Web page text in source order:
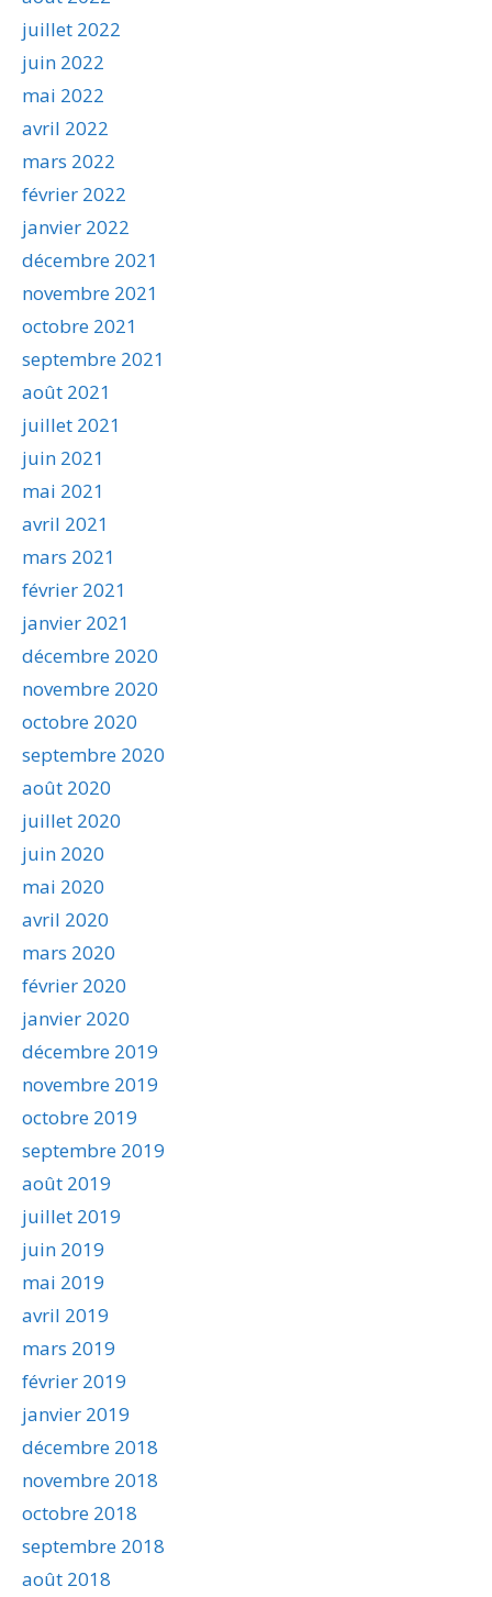
juillet 2022
juin 2022
mai 2022
avril 2022
mars 2022
février 2022
janvier 2022
décembre 2021
novembre 2021
octobre 2021
septembre 2021
août 2021
juillet 2021
juin 2021
mai 2021
avril 2021
mars 2021
février 2021
janvier 2021
décembre 2020
novembre 2020
octobre 2020
septembre 2020
août 2020
juillet 2020
juin 2020
mai 2020
avril 2020
mars 2020
février 2020
janvier 2020
décembre 2019
novembre 2019
octobre 2019
septembre 2019
août 2019
juillet 2019
juin 2019
mai 2019
avril 2019
mars 2019
février 2019
janvier 2019
décembre 2018
novembre 2018
octobre 2018
septembre 2018
août 2018